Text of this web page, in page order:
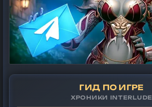
ГИД ПО ИГРЕ
ХРОНИКИ INTERLUDE